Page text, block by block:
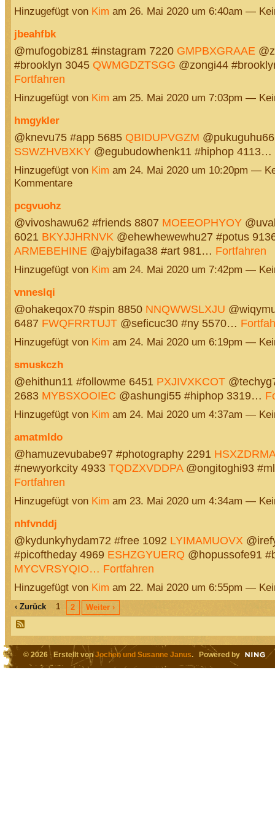
Hinzugefügt von Kim am 26. Mai 2020 um 6:40am —
jbeahfbk
@mufogobiz81 #instagram 7220 GMPBXGRAAE
#brooklyn 3045 QWMGDZTSGG @zongi44
Fortfahren
Hinzugefügt von Kim am 25. Mai 2020 um 7:03pm —
hmgykler
@knevu75 #app 5685 QBIDUPVGZM
SSWZHVBXKY@egubudowhenk11 #hiphop 4113…
Hinzugefügt von Kim am 24. Mai 2020 um 10:20pm —
Kommentare
pcgvuohz
@vivoshawu62 #friends 8807 MOEEOPHYOY
6021 BKYJJHRNVK @ehewhewewhu27 #potus
ARMEBEHINE @ajybifaga38 #art 981… Fortfahren
Hinzugefügt von Kim am 24. Mai 2020 um 7:42pm —
vnneslqi
@ohakeqox70 #spin 8850 NNQWWSLXJU
6487 FWQFRRTUJT@seficuc30 #ny 5570…
Hinzugefügt von Kim am 24. Mai 2020 um 6:19pm —
smuskczh
@ehithun11 #followme 6451 PXJIVXKCOT
2683 MYBSXOOIEC @ashungi55 #hiphop 3319…
Hinzugefügt von Kim am 24. Mai 2020 um 4:37am —
amatmldo
@hamuzevubabe97 #photography 2291
#newyorkcity 4933 TQDZXVDDPA@ongitoghi93
Fortfahren
Hinzugefügt von Kim am 23. Mai 2020 um 4:34am —
nhfvnddj
@kydunkyhydam72 #free 1092 LYIMAMUOVX
#picoftheday 4969 ESHZGYUERQ @hopussofe91
MYCVRSYQIO… Fortfahren
Hinzugefügt von Kim am 22. Mai 2020 um 6:55pm —
‹ Zurück 1 2 Weiter ›
© 2026 Erstellt vonJochen und Susanne Janus. Powered by